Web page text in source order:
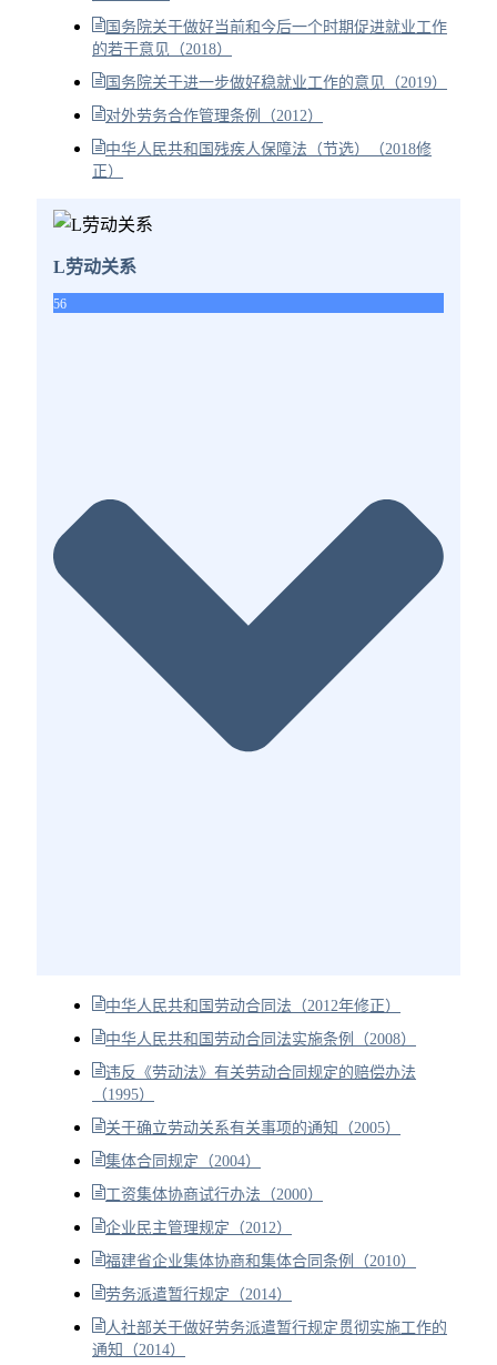
国务院关于做好当前和今后一个时期促进就业工作
的若干意见（2018）
国务院关于进一步做好稳就业工作的意见（2019）
对外劳务合作管理条例（2012）
中华人民共和国残疾人保障法（节选）（2018修
正）
L劳动关系
56
中华人民共和国劳动合同法（2012年修正）
中华人民共和国劳动合同法实施条例（2008）
违反《劳动法》有关劳动合同规定的赔偿办法
（1995）
关于确立劳动关系有关事项的通知（2005）
集体合同规定（2004）
工资集体协商试行办法（2000）
企业民主管理规定（2012）
福建省企业集体协商和集体合同条例（2010）
劳务派遣暂行规定（2014）
人社部关于做好劳务派遣暂行规定贯彻实施工作的
通知（2014）